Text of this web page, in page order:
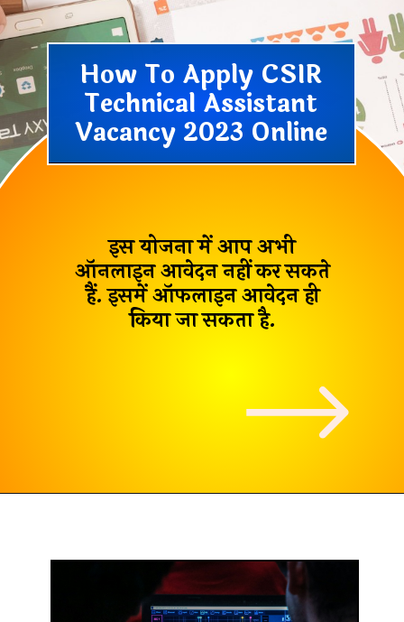
How To Apply CSIR
Technical Assistant
Vacancy 2023 Online
इस योजना में आप अभी
ऑनलाइन आवेदन नहीं कर सकते
हैं. इसमें ऑफलाइन आवेदन ही
किया जा सकता है.